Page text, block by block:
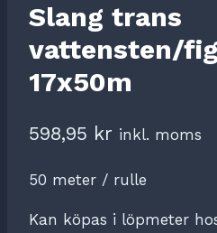
Slang trans
vattensten/
17x50m
598,95 kr inkl. moms
50 meter / rulle
Kan köpas i löpmeter